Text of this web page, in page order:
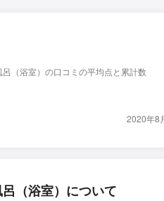
（浴室）の口コミの平均点と累計数
2020年8
（浴室）について